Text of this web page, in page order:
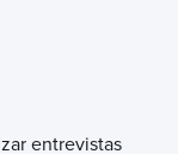
entrevistas